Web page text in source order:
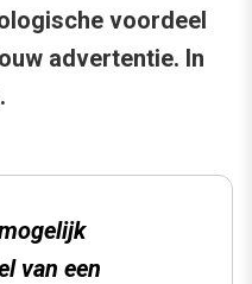
voordeel
advertentie. In
van een